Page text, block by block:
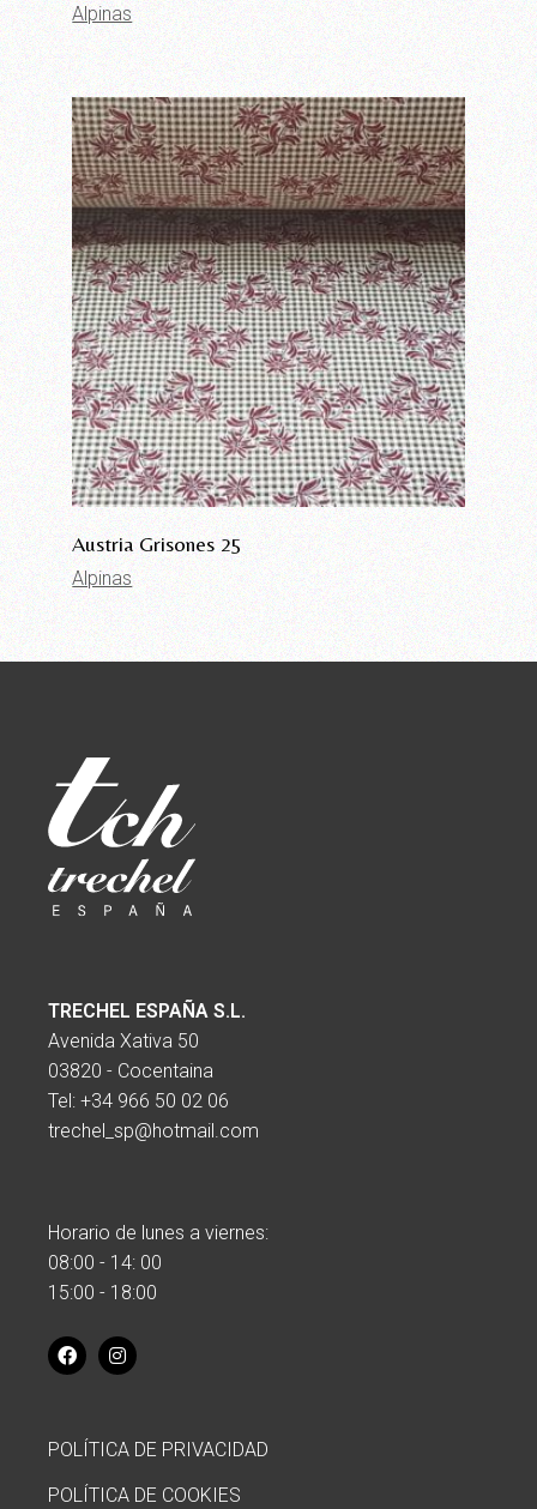
Alpinas
Austria Grisones 25
Alpinas
TRECHEL ESPAÑA S.L.
Avenida Xativa 50
03820 - Cocentaina
Tel:+34 966 50 02 06
trechel_sp@hotmail.com
Horario de lunes a viernes:
08:00 - 14: 00
15:00 - 18:00
POLÍTICA DE PRIVACIDAD
POLÍTICA DE COOKIES